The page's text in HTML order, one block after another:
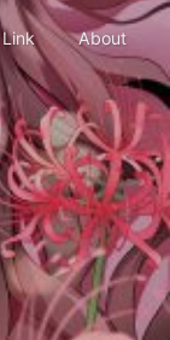
Link About